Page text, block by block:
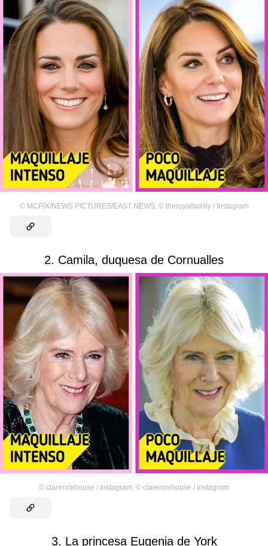
© MCPIX/NEWS PICTURES/EAST NEWS, © theroyalfamily / Instagram
2. Camila, duquesa de Cornualles
© clarencehouse / Instagram, © clarencehouse / Instagram
3. La princesa Eugenia de York